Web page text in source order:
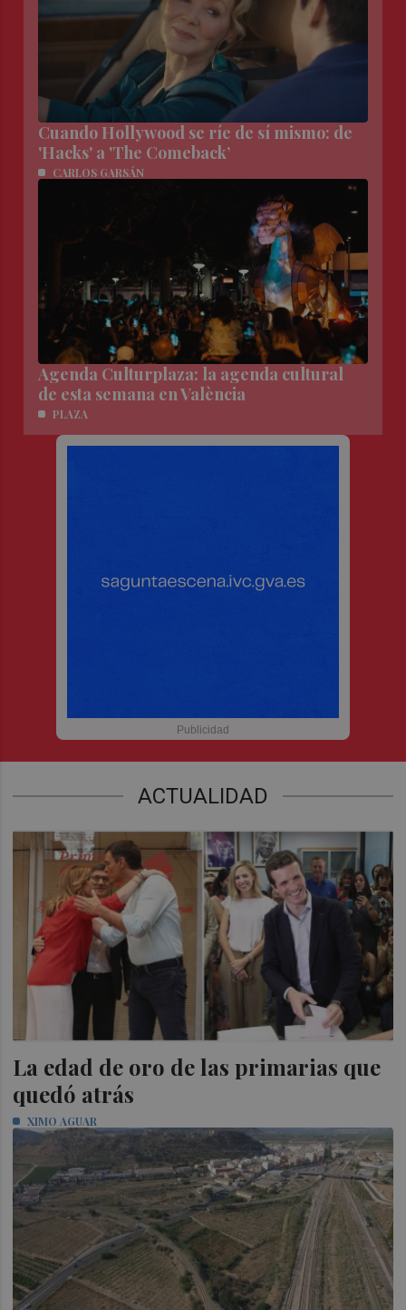
Cuando Hollywood se ríe de sí mismo: de
'Hacks' a 'The Comeback’
CARLOS GARSÁN
Agenda Culturplaza: la agenda cultural
de esta semana en València
PLAZA
ACTUALIDAD
La edad de oro de las primarias que
quedó atrás
XIMO AGUAR